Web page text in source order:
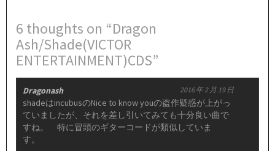
6 thoughts on “Dragon
Ash/Shade(VICTOR
ENTERTAINMENT)CDS”
Dragonash 2016 年 2 月 19 日
shadeはincubusのNice to know youの盗作疑惑が上がっ
ていましたが、それを差し引いてみても十分良い曲で
すね。 特に冒頭のギターコードが類似していま
す。